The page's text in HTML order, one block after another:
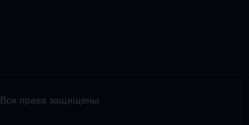
Все права защищены